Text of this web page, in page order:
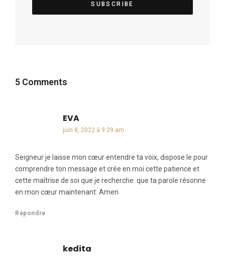
5 Comments
EVA
juin 8, 2022 à 9:29 am
Seigneur je laisse mon cœur entendre ta voix, dispose le pour
comprendre ton message et crée en moi cette patience et
cette maîtrise de soi que je recherche. que ta parole résonne
en mon cœur maintenant. Amen
Répondre
kedita